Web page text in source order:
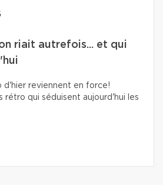
riait autrefois... et qui
d'hier reviennent en force!
rétro qui séduisent aujourd'hui les